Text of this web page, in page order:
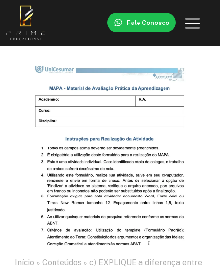
Fale Conosco
Início » Conteúdos » c) EXPLIQUE a diferença entre